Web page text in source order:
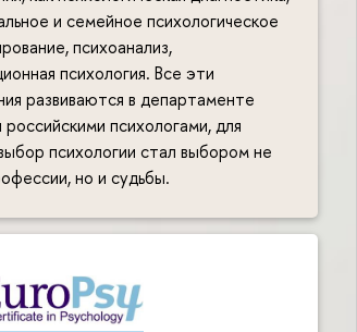
и семейное психологическое
психоанализ,
психология. Все эти
развиваются в департаменте
психологами, для
психологии стал выбором не
но и судьбы.